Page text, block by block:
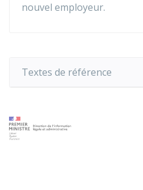
nouvel employeur.
Textes de référence